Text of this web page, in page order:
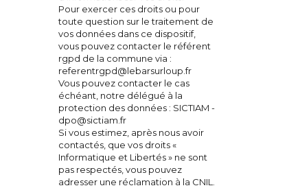
Sécheresse : Le Bar-sur-Loup placé en niveau
25 juillet 2026
Pour exercer ces droits ou pour
toute question sur le traitement de
vos données dans ce dispositif,
vous pouvez contacter le référent
rgpd de la commune via :
referentrgpd@lebarsurloup.fr
Vous pouvez contacter le cas
échéant, notre délégué à la
protection des données : SICTIAM -
dpo@sictiam.fr
Si vous estimez, après nous avoir
contactés, que vos droits «
Informatique et Libertés » ne sont
pas respectés, vous pouvez
adresser une réclamation à la CNIL.